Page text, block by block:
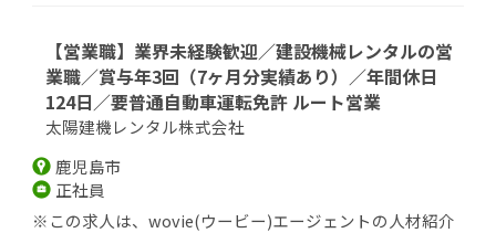
【営業職】業界未経験歓迎／建設機械レンタルの営
業職／賞与年3回（7ヶ月分実績あり）／年間休日
124日／要普通自動車運転免許 ルート営業
太陽建機レンタル株式会社
鹿児島市
正社員
※この求人は、wovie(ウービー)エージェントの人材紹介